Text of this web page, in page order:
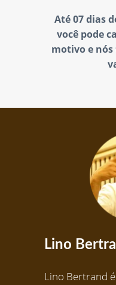
Até 07 dias
você pode
motivo e
Lino
Lino Bertrand